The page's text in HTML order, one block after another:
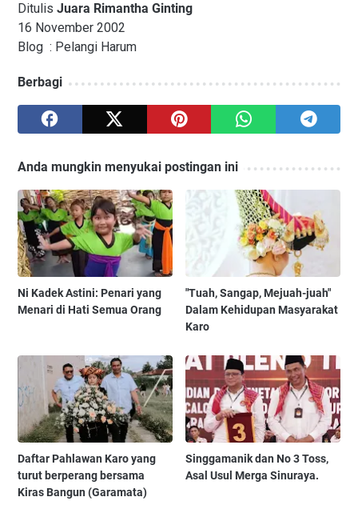
Ditulis Juara Rimantha Ginting
16 November 2002
Blog : Pelangi Harum
Berbagi
Anda mungkin menyukai postingan ini
Ni Kadek Astini: Penari yang
Menari di Hati Semua Orang
"Tuah, Sangap, Mejuah-juah"
Dalam Kehidupan Masyarakat
Karo
Daftar Pahlawan Karo yang
turut berperang bersama
Kiras Bangun (Garamata)
Singgamanik dan No 3 Toss,
Asal Usul Merga Sinuraya.